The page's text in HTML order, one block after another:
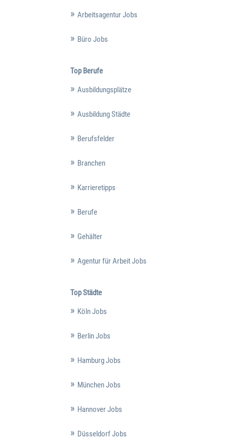
Arbeitsagentur Jobs
Büro Jobs
Top Berufe
Ausbildungsplätze
Ausbildung Städte
Berufsfelder
Branchen
Karrieretipps
Berufe
Gehälter
Agentur für Arbeit Jobs
Top Städte
Köln Jobs
Berlin Jobs
Hamburg Jobs
München Jobs
Hannover Jobs
Düsseldorf Jobs